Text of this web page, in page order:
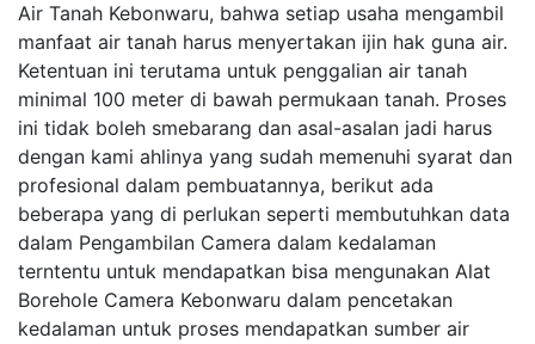
Air Tanah Kebonwaru, bahwa setiap usaha mengambil
manfaat air tanah harus menyertakan ijin hak guna air.
Ketentuan ini terutama untuk penggalian air tanah
minimal 100 meter di bawah permukaan tanah. Proses
ini tidak boleh smebarang dan asal-asalan jadi harus
dengan kami ahlinya yang sudah memenuhi syarat dan
profesional dalam pembuatannya, berikut ada
beberapa yang di perlukan seperti membutuhkan data
dalam Pengambilan Camera dalam kedalaman
terntentu untuk mendapatkan bisa mengunakan Alat
Borehole Camera Kebonwaru dalam pencetakan
kedalaman untuk proses mendapatkan sumber air